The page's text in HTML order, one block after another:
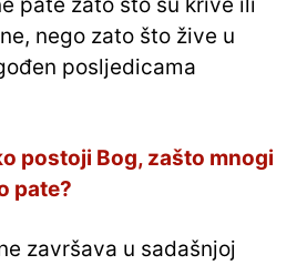
nego zato što žive u
posljedicama
postoji Bog, zašto mnogi
pate?
završava u sadašnjoj